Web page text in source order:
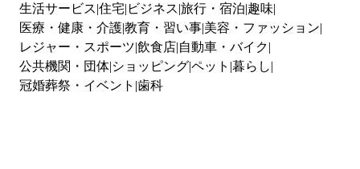
生活サービス 住宅 ビジネス 旅行・宿泊 趣味
医療・健康・介護教育・習い事 美容・ファッション
レジャー・スポーツ 飲食店 自動車・バイク
公共機関・団体 ショッピングペット 暮らし
冠婚葬祭・イベント 歯科